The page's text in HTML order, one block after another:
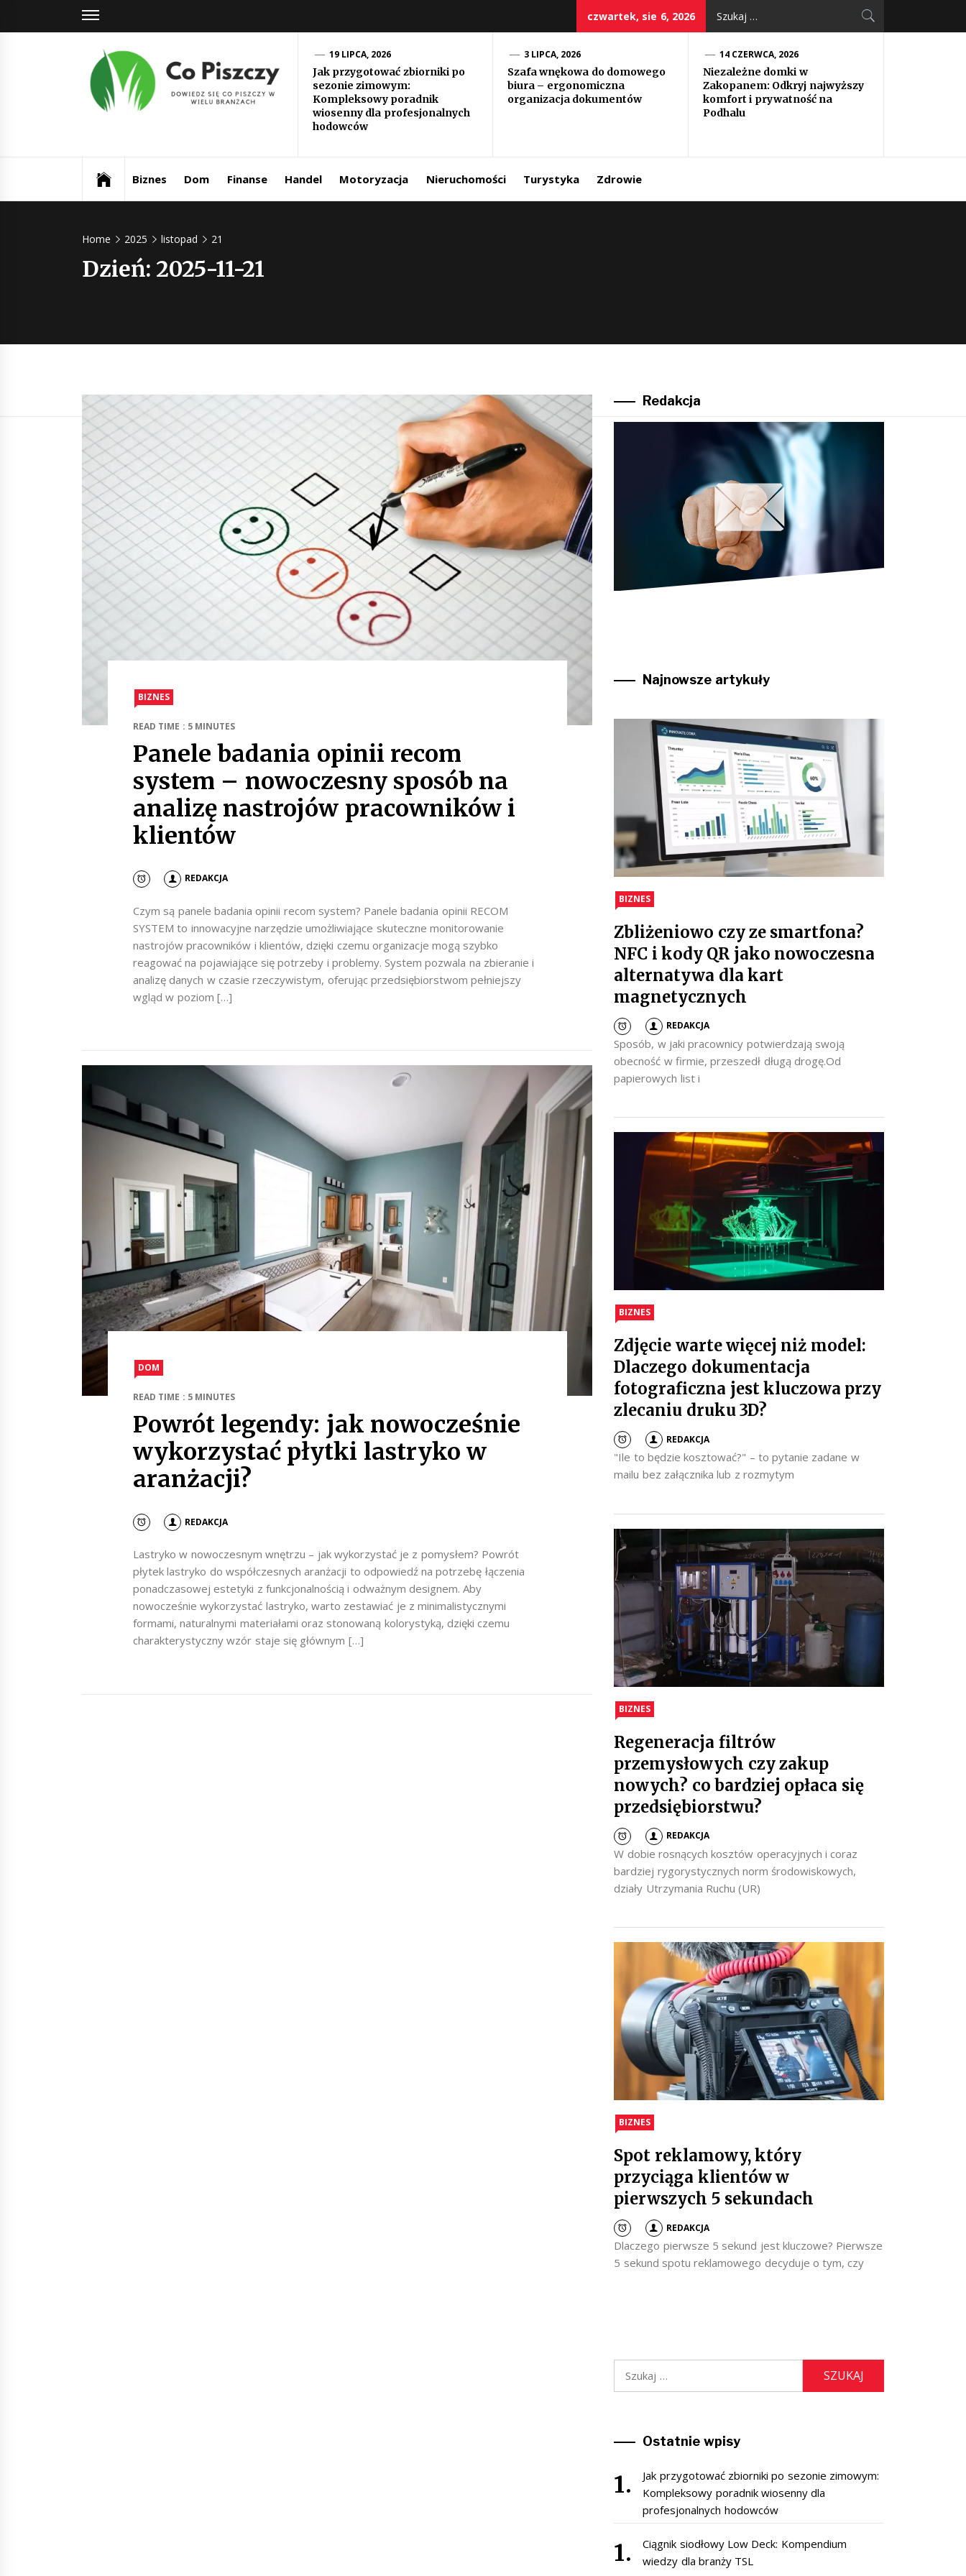
czwartek, sie 6, 2026
Szukaj:
Co
Piszczy
19 LIPCA, 2026
Jak przygotować zbiorniki po
sezonie zimowym:
Kompleksowy poradnik
wiosenny dla profesjonalnych
hodowców
3 LIPCA, 2026
Szafa wnękowa do domowego
biura – ergonomiczna
organizacja dokumentów
14 CZERWCA, 2026
Niezależne domki w
Zakopanem: Odkryj najwyższy
komfort i prywatność na
Podhalu
Biznes Dom Finanse Handel Motoryzacja Nieruchomości Turystyka Zdrowie
Home 2025 listopad 21
Dzień: 2025-11-21
BIZNES
READ TIME : 5 MINUTES
Panele badania opinii recom
system – nowoczesny sposób na
analizę nastrojów pracowników i
klientów
REDAKCJA
Czym są panele badania opinii recom system? Panele badania opinii RECOM
SYSTEM to innowacyjne narzędzie umożliwiające skuteczne monitorowanie
nastrojów pracowników i klientów, dzięki czemu organizacje mogą szybko
reagować na pojawiające się potrzeby i problemy. System pozwala na zbieranie i
analizę danych w czasie rzeczywistym, oferując przedsiębiorstwom pełniejszy
wgląd w poziom […]
DOM
READ TIME : 5 MINUTES
Powrót legendy: jak nowocześnie
wykorzystać płytki lastryko w
aranżacji?
REDAKCJA
Lastryko w nowoczesnym wnętrzu – jak wykorzystać je z pomysłem? Powrót
płytek lastryko do współczesnych aranżacji to odpowiedź na potrzebę łączenia
ponadczasowej estetyki z funkcjonalnością i odważnym designem. Aby
nowocześnie wykorzystać lastryko, warto zestawiać je z minimalistycznymi
formami, naturalnymi materiałami oraz stonowaną kolorystyką, dzięki czemu
charakterystyczny wzór staje się głównym […]
Redakcja
Najnowsze artykuły
BIZNES
Zbliżeniowo czy ze smartfona?
NFC i kody QR jako nowoczesna
alternatywa dla kart
magnetycznych
REDAKCJA
Sposób, w jaki pracownicy potwierdzają swoją
obecność w firmie, przeszedł długą drogę.Od
papierowych list i
BIZNES
Zdjęcie warte więcej niż model:
Dlaczego dokumentacja
fotograficzna jest kluczowa przy
zlecaniu druku 3D?
REDAKCJA
"Ile to będzie kosztować?" – to pytanie zadane w
mailu bez załącznika lub z rozmytym
BIZNES
Regeneracja filtrów
przemysłowych czy zakup
nowych? co bardziej opłaca się
przedsiębiorstwu?
REDAKCJA
W dobie rosnących kosztów operacyjnych i coraz
bardziej rygorystycznych norm środowiskowych,
działy Utrzymania Ruchu (UR)
BIZNES
Spot reklamowy, który
przyciąga klientów w
pierwszych 5 sekundach
REDAKCJA
Dlaczego pierwsze 5 sekund jest kluczowe? Pierwsze
5 sekund spotu reklamowego decyduje o tym, czy
Ostatnie wpisy
Jak przygotować zbiorniki po sezonie zimowym:
Kompleksowy poradnik wiosenny dla
profesjonalnych hodowców
Ciągnik siodłowy Low Deck: Kompendium
wiedzy dla branży TSL